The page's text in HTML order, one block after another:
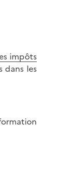
impôts
dans les